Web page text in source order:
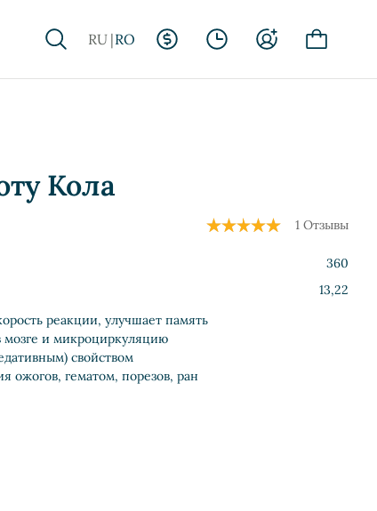
RU RO
Кола
1 Отзывы
360
13,22
реакции, улучшает память
и микроциркуляцию
свойством
ожогов, гематом, порезов, ран